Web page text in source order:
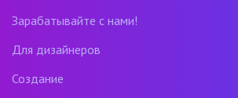
Зарабатывайте с нами!
Для дизайнеров
Создание